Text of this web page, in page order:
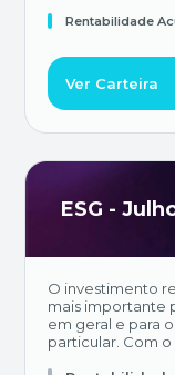
Rentabilidade
Ver Carteira
ESG -
O investimento
mais importante
em geral e para
particular. Com